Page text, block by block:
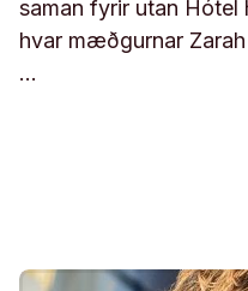
saman fyrir utan Hótel
hvar mæðgurnar
…